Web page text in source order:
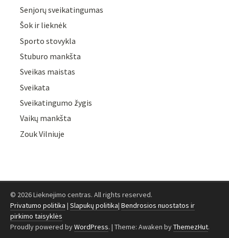
Senjorų sveikatingumas
Šok ir lieknėk
Sporto stovykla
Stuburo mankšta
Sveikas maistas
Sveikata
Sveikatingumo žygis
Vaikų mankšta
Zouk Vilniuje
© 2026 Lieknejimo centras. All rights reserved.
Privatumo politika | Slapukų politika| Bendrosios nuostatos ir
pirkimo taisyklės
Proudly powered byWordPress. | Theme: Awaken byThemezHut.